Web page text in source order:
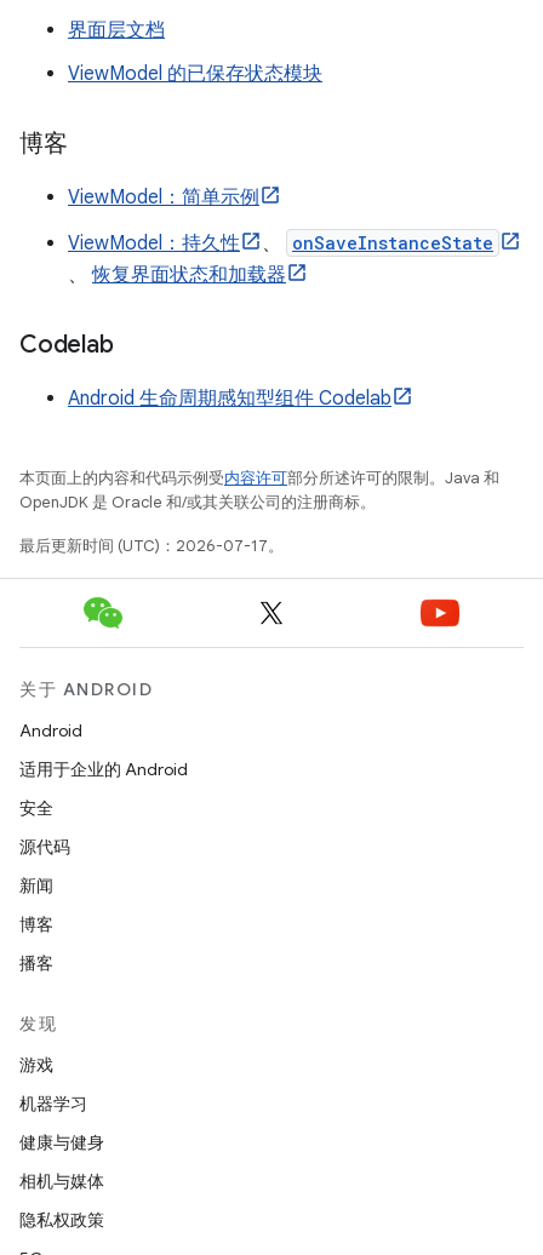
界面层文档
ViewModel 的已保存状态模块
博客
ViewModel：简单示例
ViewModel：持久性
、 onSaveInstanceState
、恢复界面状态和加载器
Codelab
Android 生命周期感知型组件 Codelab
本页面上的内容和代码示例受内容许可部分所述许可的限制。Java 和
OpenJDK 是 Oracle 和/或其关联公司的注册商标。
最后更新时间 (UTC)：2026-07-17。
关于 ANDROID
Android
适用于企业的 Android
安全
源代码
新闻
博客
播客
发现
游戏
机器学习
健康与健身
相机与媒体
隐私权政策